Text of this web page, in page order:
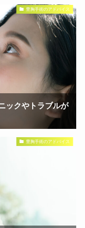
豊胸手術のアドバイス
ックやトラブルが
豊胸手術のアドバイス